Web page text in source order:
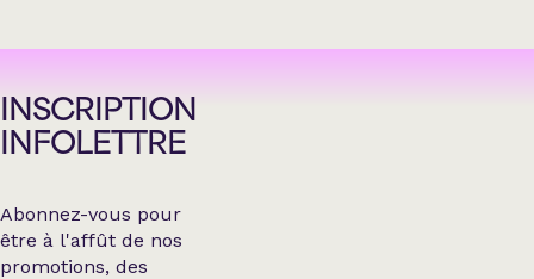
INSCRIPTION
INFOLETTRE
Abonnez-vous pour
être à l'affût de nos
promotions, des